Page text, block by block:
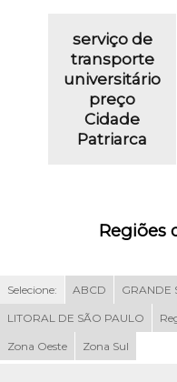
serviço de
transporte
universitário
preço
Cidade
Patriarca
Regiões
Selecione: ABCD GRANDE
LITORAL DE SÃO PAULO
Zona Oeste Zona Sul